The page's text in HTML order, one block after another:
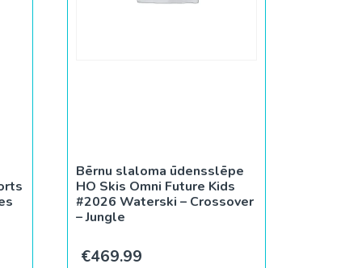
was: €799.99.
price is: €459.99.
Bērnu slaloma ūdensslēpe
HO Skis Omni Future Kids
#2026 Waterski – Crossover
– Jungle
€469.99